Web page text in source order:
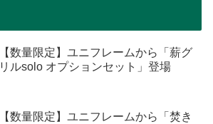
【数量限定】ユニフレームから「薪グ
リルsolo オプションセット」登場
【数量限定】ユニフレームから「焚き